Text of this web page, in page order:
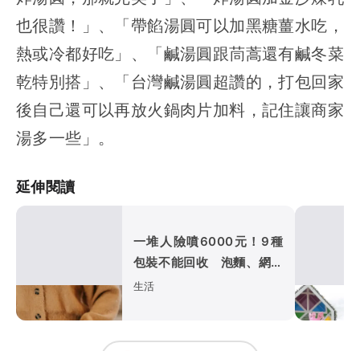
也很讚！」、「帶餡湯圓可以加黑糖薑水吃，
熱或冷都好吃」、「鹹湯圓跟茼蒿還有鹹冬菜
乾特別搭」、「台灣鹹湯圓超讚的，打包回家
後自己還可以再放火鍋肉片加料，記住讓商家
湯多一些」。
延伸閱讀
一堆人險噴6000元！9種
包裝不能回收 泡麵、網購
袋全中
生活